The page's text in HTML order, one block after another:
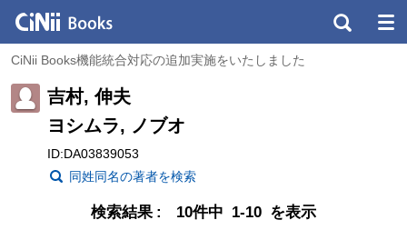
CiNii Books機能統合対応の追加実施をいたしました
吉村, 伸夫
ヨシムラ, ノブオ
ID:DA03839053
同姓同名の著者を検索
検索結果 10件中 1-10 を表示